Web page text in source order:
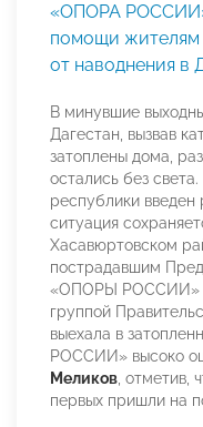
«ОПОРА РОССИИ»
помощи жителям
от наводнения в
В минувшие
Дагестан, вызвав
затоплены дома,
остались без
республики
ситуация
Хасавюртовском
пострадавшим
«ОПОРЫ РОССИИ»
группой
выехала в
РОССИИ» высоко
Меликов , отметив,
первых пришли на